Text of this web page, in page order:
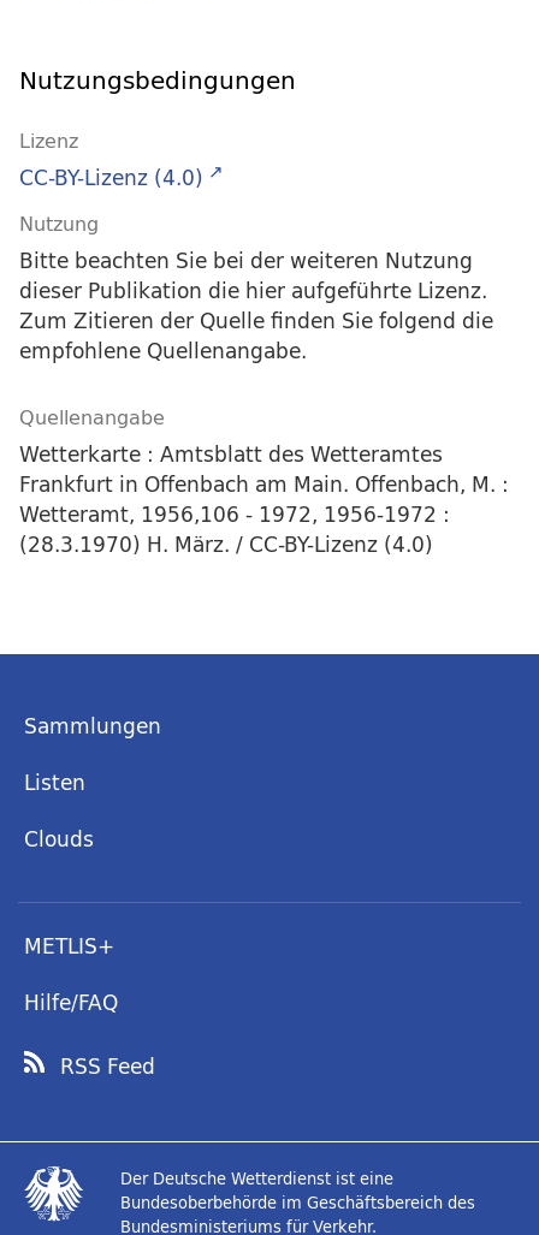
Nutzungsbedingungen
Lizenz
CC-BY-Lizenz (4.0)
Nutzung
Bitte beachten Sie bei der weiteren Nutzung
dieser Publikation die hier aufgeführte Lizenz.
Zum Zitieren der Quelle finden Sie folgend die
empfohlene Quellenangabe.
Quellenangabe
Wetterkarte : Amtsblatt des Wetteramtes
Frankfurt in Offenbach am Main. Offenbach, M. :
Wetteramt, 1956,106 - 1972, 1956-1972 :
(28.3.1970) H. März. / CC-BY-Lizenz (4.0)
Sammlungen
Listen
Clouds
METLIS+
Hilfe/FAQ
RSS Feed
Der Deutsche Wetterdienst ist eine
Bundesoberbehörde im Geschäftsbereich des
Bundesministeriums für Verkehr.